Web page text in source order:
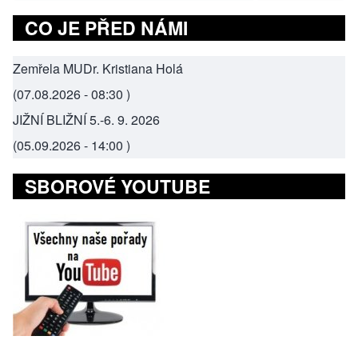
CO JE PŘED NÁMI
Zemřela MUDr. Kristiana Holá
(07.08.2026 - 08:30 )
JIŽNÍ BLIŽNÍ 5.-6. 9. 2026
(05.09.2026 - 14:00 )
SBOROVÉ YOUTUBE